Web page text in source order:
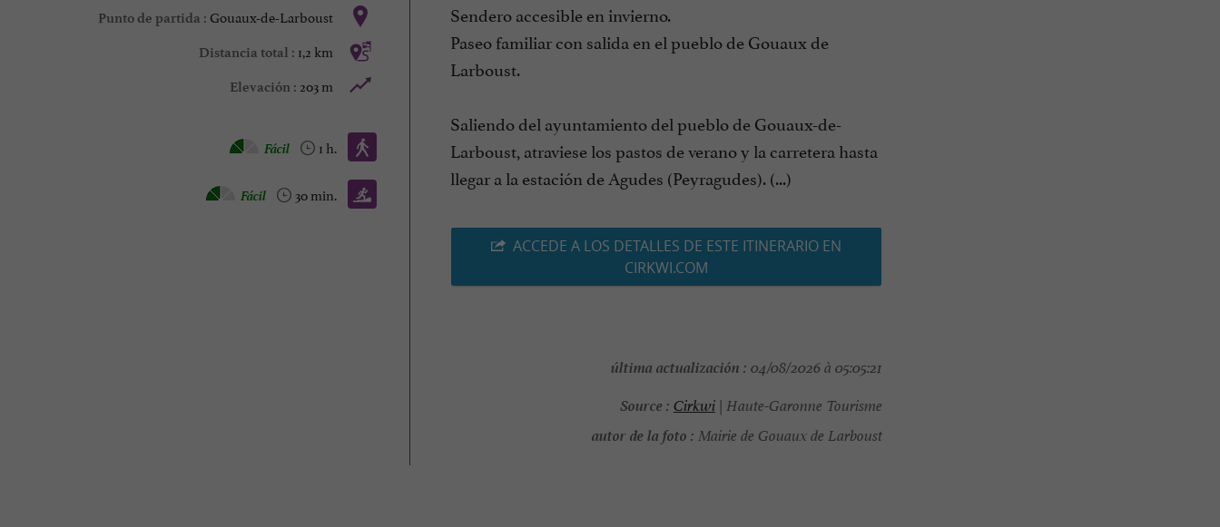
Punto de partida : Gouaux-de-Larboust
Distancia total : 1,2 km
Elevación : 203 m
Caminata :
1 h.
Fácil
Trail :
30 min.
Fácil
Sendero accesible en invierno.
Paseo familiar con salida en el pueblo de Gouaux de
Larboust.
Saliendo del ayuntamiento del pueblo de Gouaux-de-
Larboust, atraviese los pastos de verano y la carretera hasta
llegar a la estación de Agudes (Peyragudes). (...)
ACCEDE A LOS DETALLES DE ESTE ITINERARIO EN
CIRKWI.COM
última actualización : 04/08/2026 à 05:05:21
Source : Cirkwi| Haute-Garonne Tourisme
autor de la foto : Mairie de Gouaux de Larboust